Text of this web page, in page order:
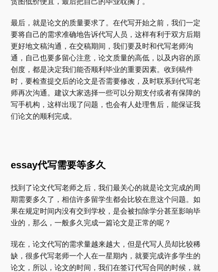
最后，就是论文的质量要求了。在代写开始之前，我们一定
要将自己的需求准确地告诉代写人员，这样有利于双方后期
更好地文稿沟通，在交稿期间，我们要及时和代写老师沟
通，自己也要多留心注意，论文质量的高低，以及内容的原
创度，都是决定我们能否顺利毕业的重要因素。收到稿件
时，要检查提交后的论文是否需要修改，及时联系到代写老
师再次沟通。建议大家选择一些可以分期支付或者有保障的
写手机构，这样出现了问题，也会有人处理售后，能保证我
们论文的顺利完成。
essay代写需要等多久
找到了论文代写老师之后，我们最关心的就是论文完成的周
期需要多久了，相信许多留学生都会比较在意这个问题。如
果在规定时间内没有交到学校，是会被扣除学分甚至影响毕
业的，那么，一般多久完成一篇论文是正常的呢？
现在，论文代写的需求量越来越大，但是代写人员却比较稀
缺，很多代写老师一个人在一星期内，就要完成许多学生的
论文，所以，论文的时间，我们在签订代写合同的时候，就